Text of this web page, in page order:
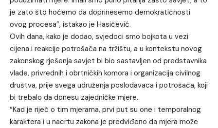
je zato što hoćemo da doprinesemo demokratičnosti
ovog procesa”, istakao je Hasičević.
Ovih dana, kako je dodao, svjedoci smo bojkota u vezi
cijena i reakcije potrošača na tržištu, a u kontekstu novog
zakonskog rješenja savjet bi bio sastavljen od predstavnika
vlade, privrednih i obrtničkih komora i organizacija civilnog
društva, prije svega udruženja poslodavaca i potrošača, koji
bi trebalo da donesu zajedničke mjere.
“Kad je riječ o tim mjerama, prvi put su one i temporalnog
karaktera i u nacrtu zakona je predviđeno da mjera može